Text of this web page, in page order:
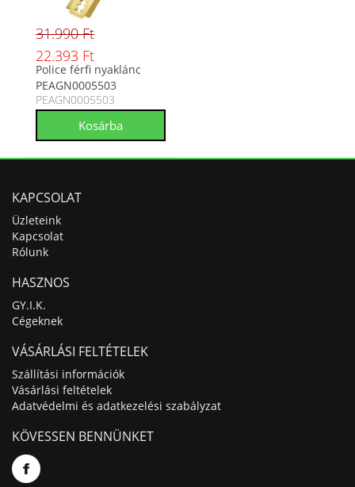
31.990 Ft
22.393 Ft
Police férfi nyaklánc
PEAGN0005503
PEAGN0005503
KAPCSOLAT
Üzleteink
Kapcsolat
Rólunk
HASZNOS
GY.I.K.
Cégeknek
VÁSÁRLÁSI FELTÉTELEK
Szállítási információk
Vásárlási feltételek
Adatvédelmi és adatkezelési szabályzat
KÖVESSEN BENNÜNKET